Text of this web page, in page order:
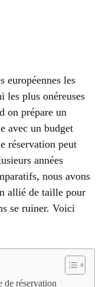
européennes les
les plus onéreuses
on prépare un
avec un budget
réservation peut
années
nous avons
allié de taille pour
se ruiner. Voici
de réservation